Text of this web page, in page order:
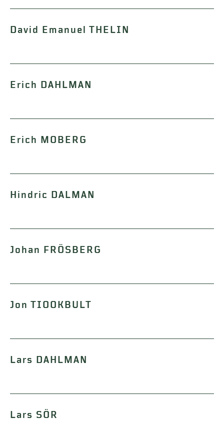
David Emanuel THELIN
Erich DAHLMAN
Erich MOBERG
Hindric DALMAN
Johan FRÖSBERG
Jon TIOOKBULT
Lars DAHLMAN
Lars SÖR